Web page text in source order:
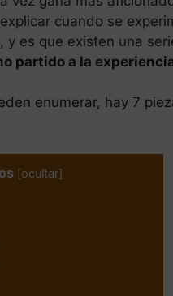
cuando se
es que existen una
partido a la
enumerar, hay 7
[ocultar]